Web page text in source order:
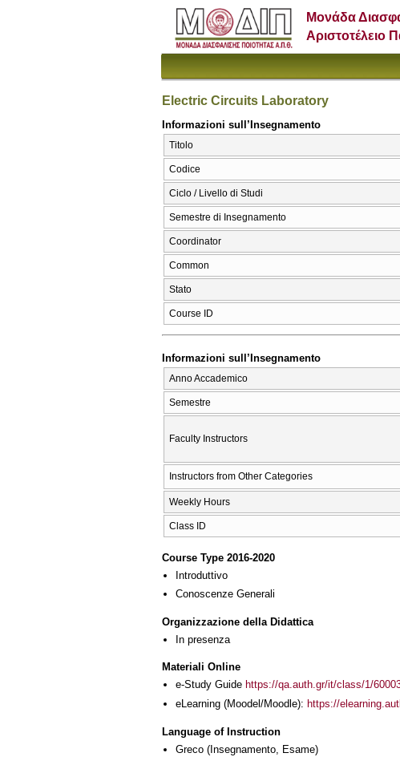
Μονάδα
Αριστοτέλειο
Electric Circuits Laboratory
Informazioni sull’Insegnamento
Titolo
Codice
Ciclo / Livello di Studi
Semestre di Insegnamento
Coordinator
Common
Stato
Course ID
Informazioni sull’Insegnamento
Anno Accademico
Semestre
Faculty Instructors
Instructors from Other Categories
Weekly Hours
Class ID
Course Type 2016-2020
Introduttivo
Conoscenze Generali
Organizzazione della Didattica
In presenza
Materiali Online
e-Study Guide https://qa.auth.gr/it/class/1/
eLearning (Moodel/Moodle): https://
Language of Instruction
Greco (Insegnamento, Esame)